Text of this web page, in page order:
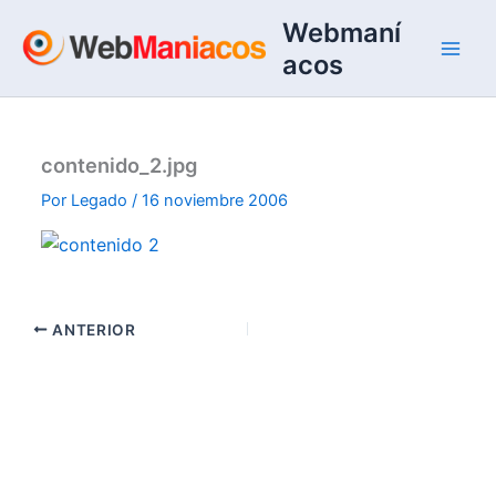
contenido
Webmaní
acos
contenido_2.jpg
Por Legado/16 noviembre 2006
ANTERIOR